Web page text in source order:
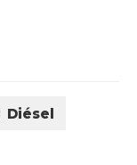
Diésel